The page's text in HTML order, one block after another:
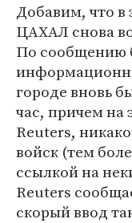
Добавим, что в
ЦАХАЛ снова
По сообщению
городе вновь
час, причем на
Reuters,
войск (тем
ссылкой на
Reuters
скорый ввод